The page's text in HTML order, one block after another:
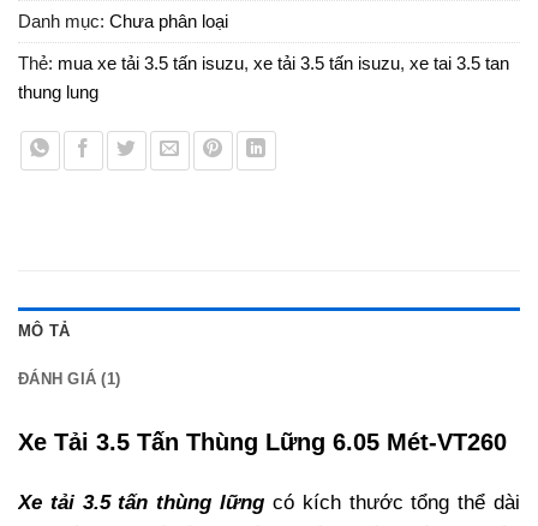
Danh mục: Chưa phân loại
Thẻ: mua xe tải 3.5 tấn isuzu, xe tải 3.5 tấn isuzu, xe tai 3.5 tan
thung lung
MÔ TẢ
ĐÁNH GIÁ (1)
Xe Tải 3.5 Tấn Thùng Lững 6.05 Mét-VT260
Xe tải 3.5 tấn thùng lững có kích thước tổng thể dài